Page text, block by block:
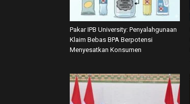
Pakar IPB University: Penyalahgunaan
Klaim Bebas BPA Berpotensi
Menyesatkan Konsumen